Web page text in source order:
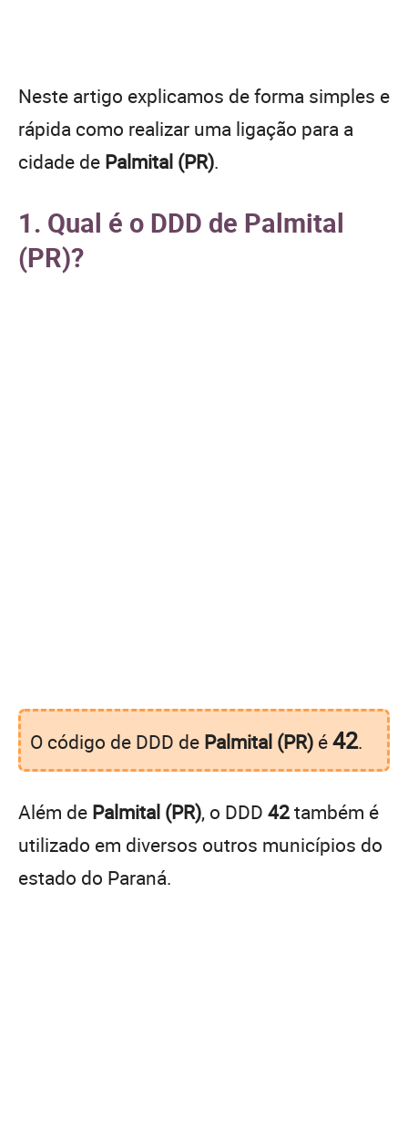
Neste artigo explicamos de forma simples e
rápida como realizar uma ligação para a
cidade de Palmital (PR).
1. Qual é o DDD de Palmital
(PR)?
O código de DDD de Palmital (PR) é42.
Além de Palmital (PR), o DDD 42também é
utilizado em diversos outros municípios do
estado do Paraná.